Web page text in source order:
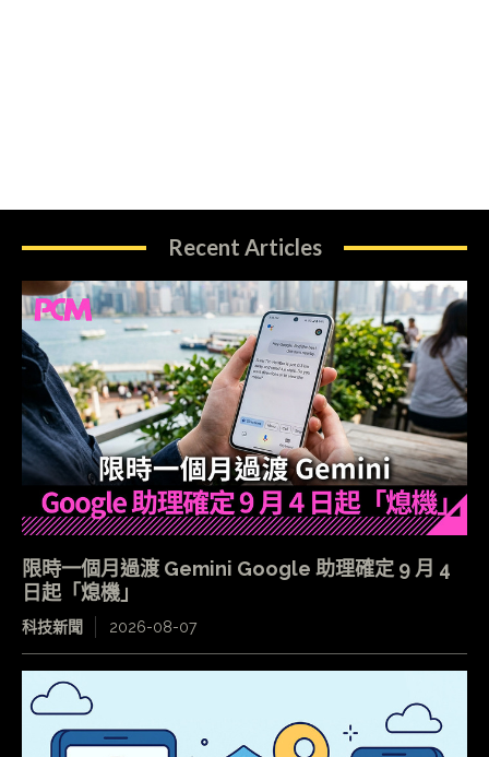
Recent Articles
限時一個月過渡 Gemini Google 助理確定 9 月 4
日起「熄機」
科技新聞 2026-08-07